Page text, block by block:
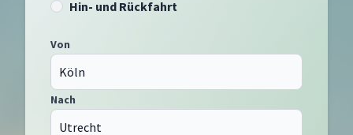
Hin- und Rückfahrt
Von
Nach